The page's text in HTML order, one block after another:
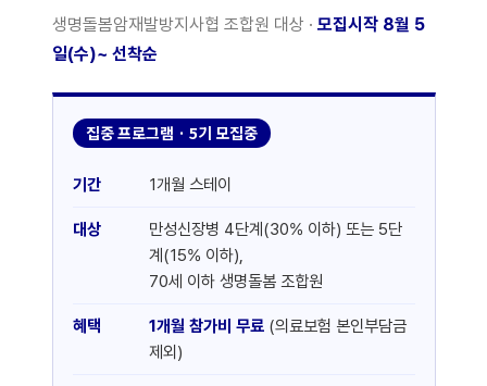
생명돌봄암재발방지사협 조합원 대상 · 모집시작 8월 5
일(수)~ 선착순
집중 프로그램 · 5기 모집중
기간 1개월 스테이
대상
만성신장병 4단계(30% 이하) 또는 5단
계(15% 이하),
70세 이하 생명돌봄 조합원
혜택 1개월 참가비 무료(의료보험 본인부담금
제외)